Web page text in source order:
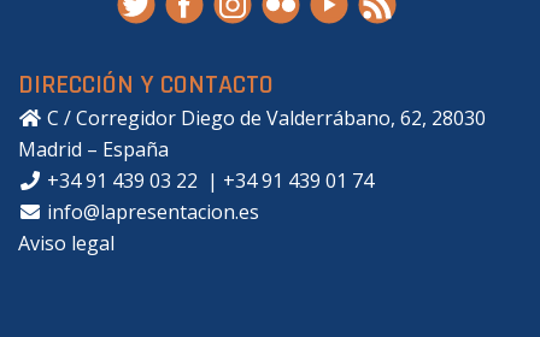
DIRECCIÓN Y CONTACTO
C / Corregidor Diego de Valderrábano, 62, 28030
Madrid – España
+34 91 439 03 22 | +34 91 439 01 74
info@lapresentacion.es
Aviso legal